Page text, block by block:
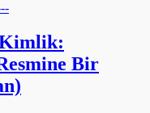
Kimlik:
Bir